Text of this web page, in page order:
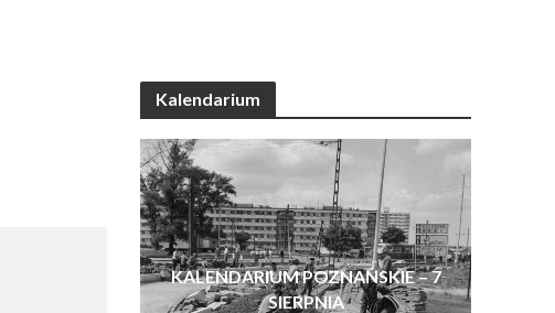
Kalendarium
KALENDARIUM POZNAŃSKIE – 7
SIERPNIA